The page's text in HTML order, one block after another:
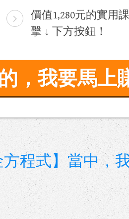
價值​1,​280元的實用
擊 ↓ 下方按鈕！
，我要馬上
程式】當中，